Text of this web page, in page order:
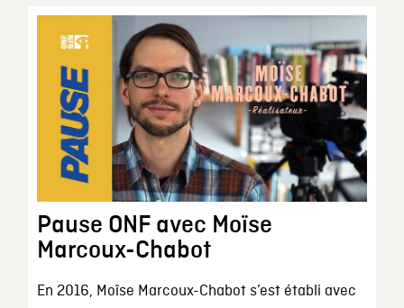
Pause ONF avec Moïse
Marcoux-Chabot
En 2016, Moïse Marcoux-Chabot s’est établi avec